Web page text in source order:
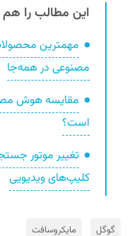
این مطالب را هم
مصنوعی در همه‌جا
مقایسه هوش
است؟
تغییر موتور
کلیپ‌های ویدیویی
گوگل مایکروسافت